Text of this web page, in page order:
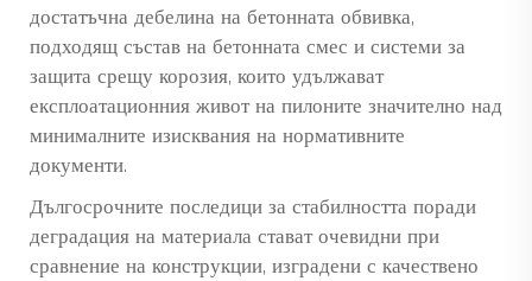
достатъчна дебелина на бетонната обвивка,
подходящ състав на бетонната смес и системи за
защита срещу корозия, които удължават
експлоатационния живот на пилоните значително над
минималните изисквания на нормативните
документи.
Дългосрочните последици за стабилността поради
деградация на материала стават очевидни при
сравнение на конструкции, изградени с качествено